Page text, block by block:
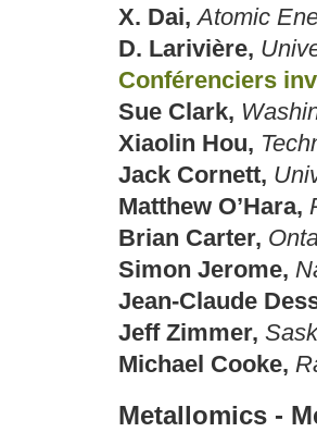
X. Dai, Atomic
D. Larivière,
Conférenciers
Sue Clark,
Xiaolin Hou,
Jack Cornett,
Matthew O’Hara,
Brian Carter,
Simon Jerome,
Jean-Claude
Jeff Zimmer,
Michael Cooke,
Metallomics -